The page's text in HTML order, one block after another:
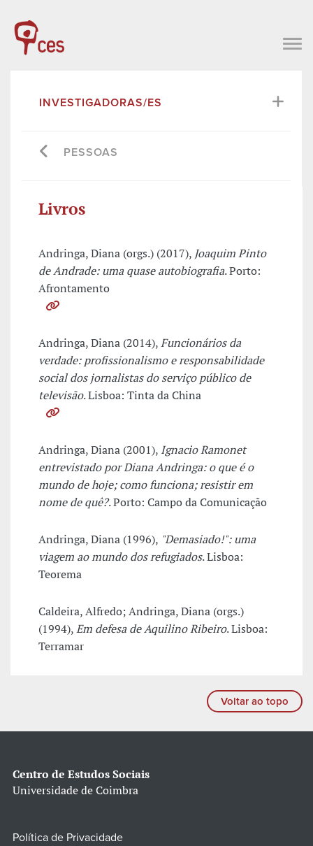
INVESTIGADORAS/ES
PESSOAS
Livros
Andringa, Diana (orgs.) (2017), Joaquim Pinto
de Andrade: uma quase autobiografia. Porto:
Afrontamento
Andringa, Diana (2014),Funcionários da
verdade: profissionalismo e responsabilidade
social dos jornalistas do serviço público de
televisão. Lisboa: Tinta da China
Andringa, Diana (2001), Ignacio Ramonet
entrevistado por Diana Andringa: o que é o
mundo de hoje; como funciona; resistir em
nome de quê?. Porto: Campo da Comunicação
Andringa, Diana (1996), "Demasiado!": uma
viagem ao mundo dos refugiados. Lisboa:
Teorema
Caldeira, Alfredo; Andringa, Diana (orgs.)
(1994),Em defesa de Aquilino Ribeiro. Lisboa:
Terramar
Voltar ao topo
Centro de Estudos Sociais
Universidade de Coimbra
Política de Privacidade